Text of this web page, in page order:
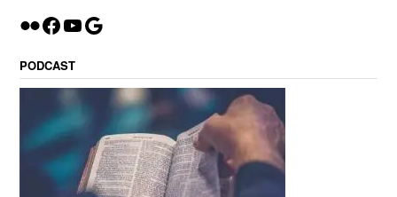
Flickr
Facebook
YouTube
Google
PODCAST